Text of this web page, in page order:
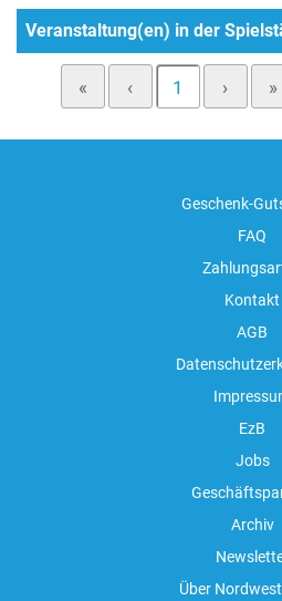
Veranstaltung(en) in der
« ‹ 1 › »
Geschenk-
FAQ
Kontakt
AGB
EzB
Jobs
Archiv
Über